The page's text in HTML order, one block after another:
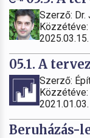
Szerző: Dr.
05.1. A
Szerző:
Beruházás-